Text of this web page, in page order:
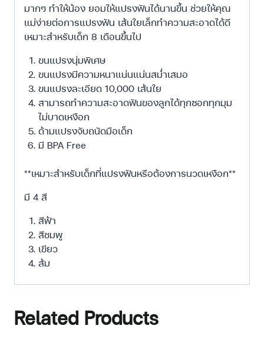
มากๆ ทำให้น้อง ยอมให้แปรงฟันได้นานขึ้น ช่วยให้คุณ
แม่ง่ายต่อการแปรงฟัน เส้นใยเล็กทำความสะอาดได้ดี
เหมาะสำหรับเด็ก 8 เดือนขึ้นไป
ขนแปรงนุ่มพิเศษ
ขนแปรงมีความหนาแน่นแน่นสม่ำเสมอ
ขนแปรงละเอียด 10,000 เส้นใย
สามารถทำความสะอาดฟันของลูกได้ทุกซอกทุกมุม
ไม่บาดเหงือก
ด้ามแปรงจับถนัดมือเด็ก
มี BPA Free
**เหมาะสำหรับเด็กที่แปรงฟันหรือต้องการนวดเหงือก**
มี 4 สี
สีฟ้า
สีชมพู
เขียว
ส้ม
Related Products